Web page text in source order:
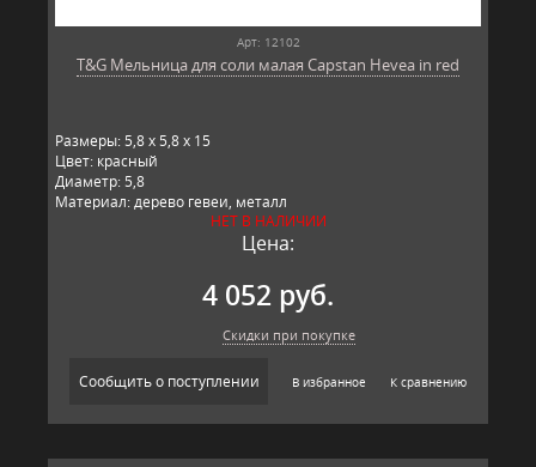
Арт: 12102
T&G Мельница для соли малая Capstan Hevea in red
Размеры: 5,8 x 5,8 x 15
Цвет: красный
Диаметр: 5,8
Материал: дерево гевеи, металл
Производитель: T&G, Великобритания
НЕТ В НАЛИЧИИ
Цена:
4 052 руб.
Скидки при покупке
Сообщить о поступлении В избранное К сравнению